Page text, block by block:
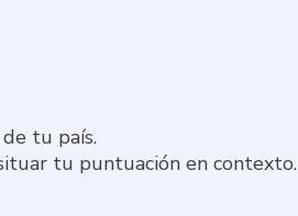
tu país.
tu puntuación en contexto.